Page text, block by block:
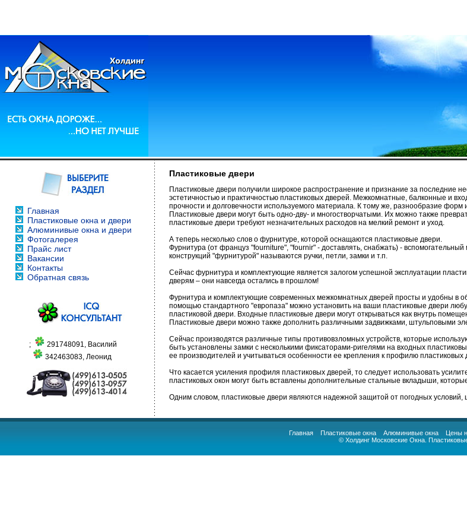
Главная
Пластиковые окна и двери
Алюминивые окна и двери
Фотогалерея
Прайс лист
Вакансии
Контакты
Обратная связь
;
291748091, Василий
342463083, Леонид
Пластиковые двери
Пластиковые двери получили широкое распространение и признание за последние
эстетичностью и практичностью пластиковых дверей. Межкомнатные, балконные и
прочности и долговечности используемого материала. К тому же, разнообразие
Пластиковые двери могут быть одно-дву- и многостворчатыми. Их можно также
пластиковые двери требуют незначительных расходов на мелкий ремонт и уход.
А теперь несколько слов о фурнитуре, которой оснащаются пластиковые двери.
Фурнитура (от француз "fourniture", "fournir" - доставлять, снабжать) -
конструкций "фурнитурой" называются ручки, петли, замки и т.п.
Сейчас фурнитура и комплектующие является залогом успешной эксплуатации
дверям – они навсегда остались в прошлом!
Фурнитура и комплектующие современных межкомнатных дверей просты и удобны в
помощью стандартного "европаза" можно установить на ваши пластиковые двери
пластиковой двери. Входные пластиковые двери могут открываться как внутрь
Пластиковые двери можно также дополнить различными задвижками, штульповыми
Сейчас производятся различные типы противовзломных устройств, которые
быть установлены замки с несколькими фиксаторами-ригелями на входных
ее производителей и учитываться особенности ее крепления к профилю пластиковых
Что касается усиления профиля пластиковых дверей, то следует использовать
пластиковых окон могут быть вставлены дополнительные стальные вкладыши,
Одним словом, пластиковые двери являются надежной защитой от погодных
Главная Пластиковые окна Алюминивые окна Цены
© Холдинг Московские Окна.